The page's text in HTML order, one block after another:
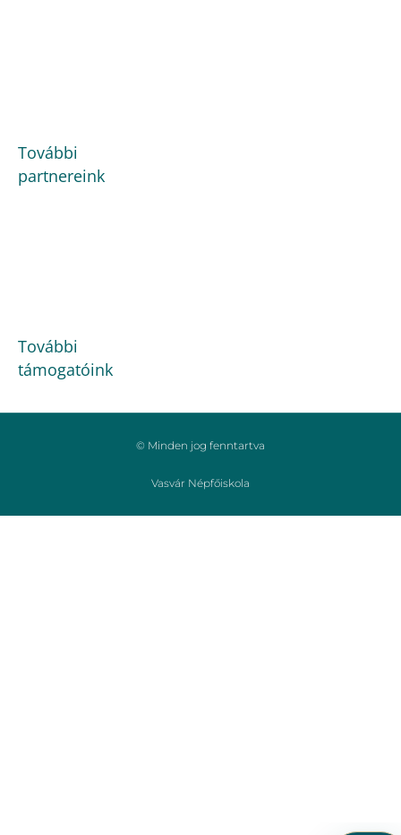
További
partnereink
További
támogatóink
© Minden jog fenntartva
Vasvár Népfőiskola